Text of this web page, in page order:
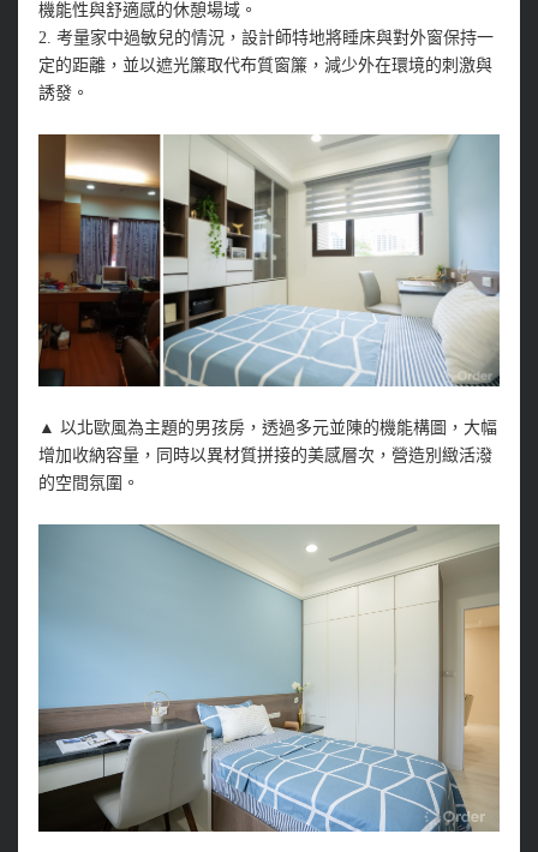
機能性與舒適感的休憩場域。
2. 考量家中過敏兒的情況，設計師特地將睡床與對外窗保持一
定的距離，並以遮光簾取代布質窗簾，減少外在環境的刺激與
誘發。
▲ 以北歐風為主題的男孩房，透過多元並陳的機能構圖，大幅
增加收納容量，同時以異材質拼接的美感層次，營造別緻活潑
的空間氛圍。